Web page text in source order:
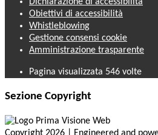
Obiettivi di accessibilità
Whistleblowing
Gestione consensi cookie
Amministrazione trasparente
Pagina visualizzata 546 volte
Sezione Copyright
Copyright 2026 | Engineered and